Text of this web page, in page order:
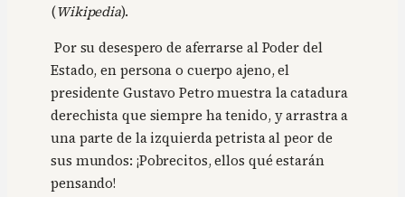
(Wikipedia).
Por su desespero de aferrarse al Poder del
Estado, en persona o cuerpo ajeno, el
presidente Gustavo Petro muestra la catadura
derechista que siempre ha tenido, y arrastra a
una parte de la izquierda petrista al peor de
sus mundos: ¡Pobrecitos, ellos qué estarán
pensando!